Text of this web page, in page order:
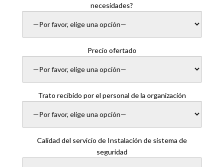
necesidades?
Precio ofertado
Trato recibido por el personal de la organización
Calidad del servicio de Instalación de sistema de
seguridad